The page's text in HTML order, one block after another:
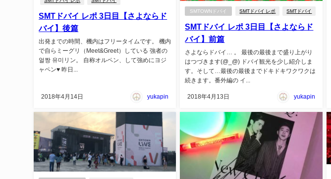
SMTドバイ レポ 3日目【さよならド
バイ】後篇
出発までの時間、機内はフリータイムです。 機内
で自らミーグリ（Meet&Greet）している 強者の
얼짱 유미リン。 自称オルペン、して強めにヨジ
ャペン♥ 昨日...
2018年4月14日 yukapin
SMTOWNドバイ SMTドバイ レポ SMTドバイ
SMTドバイ レポ 3日目【さよならド
バイ】前篇
さよならドバイ… 。 最後の最後まで盛り上がり
はつづきます(@_@) ドバイ観光を少し紹介しま
す。そして…最後の最後までドキドキワクワクは
続きます。番外編の イ...
2018年4月13日 yukapin